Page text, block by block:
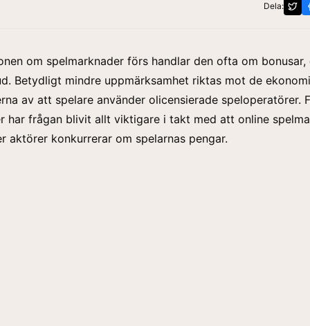
Dela:
om spelmarknader förs handlar den ofta om bonusar,
Betydligt mindre uppmärksamhet riktas mot de
av att spelare använder olicensierade speloperatörer.
har frågan blivit allt viktigare i takt med att online
aktörer konkurrerar om spelarnas pengar.